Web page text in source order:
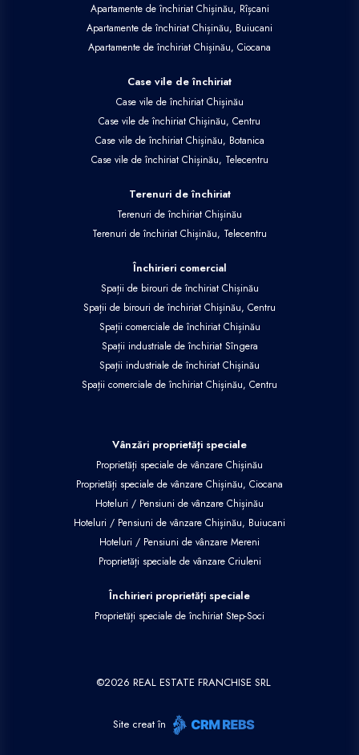
Apartamente de închiriat Chișinău, Rîșcani
Apartamente de închiriat Chișinău, Buiucani
Apartamente de închiriat Chișinău, Ciocana
Case vile de închiriat
Case vile de închiriat Chișinău
Case vile de închiriat Chișinău, Centru
Case vile de închiriat Chișinău, Botanica
Case vile de închiriat Chișinău, Telecentru
Terenuri de închiriat
Terenuri de închiriat Chișinău
Terenuri de închiriat Chișinău, Telecentru
Închirieri comercial
Spații de birouri de închiriat Chișinău
Spații de birouri de închiriat Chișinău, Centru
Spații comerciale de închiriat Chișinău
Spații industriale de închiriat Sîngera
Spații industriale de închiriat Chișinău
Spații comerciale de închiriat Chișinău, Centru
Vânzări proprietăți speciale
Proprietăți speciale de vânzare Chișinău
Proprietăți speciale de vânzare Chișinău, Ciocana
Hoteluri / Pensiuni de vânzare Chișinău
Hoteluri / Pensiuni de vânzare Chișinău, Buiucani
Hoteluri / Pensiuni de vânzare Mereni
Proprietăți speciale de vânzare Criuleni
Închirieri proprietăți speciale
Proprietăți speciale de închiriat Step-Soci
©2026 REAL ESTATE FRANCHISE SRL
Site creat în